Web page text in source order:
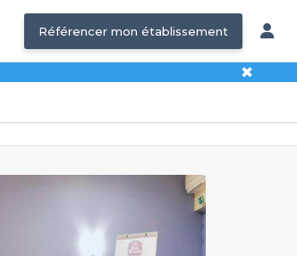
Référencer mon établissement
✖